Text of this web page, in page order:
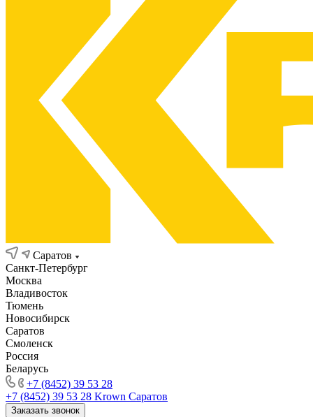
Саратов
Санкт-Петербург
Москва
Владивосток
Тюмень
Новосибирск
Саратов
Смоленск
Россия
Беларусь
+7 (8452) 39 53 28
+7 (8452) 39 53 28 Krown Саратов
Заказать звонок